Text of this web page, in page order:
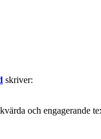
skriver:
och engagerande